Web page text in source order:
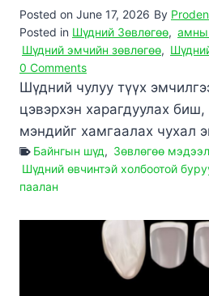
Posted on June 17, 2026 By
Posted in Шүдний Зөвлөгөө, амны
Шүдний эмчийн зөвлөгөө,
0 Comments
Шүдний чулуу түүх
цэвэрхэн харагдуулах
мэндийг хамгаалах чухал
Байнгын шүд, Зөвлөгөө
Шүдний өвчинтэй холбоотой
паалан